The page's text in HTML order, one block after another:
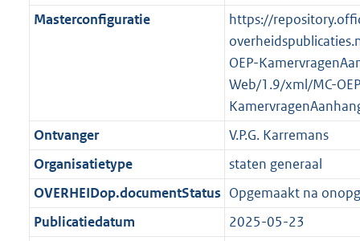
t
a
K 2
Masterconfiguratie
https://
OEP-
Web/1.9/xml/MC-
Ontvanger
V.P.G. Karremans
Organisatietype
staten generaal
OVERHEIDop.documentStatus Opgemaakt na
Publicatiedatum
2025-05-23